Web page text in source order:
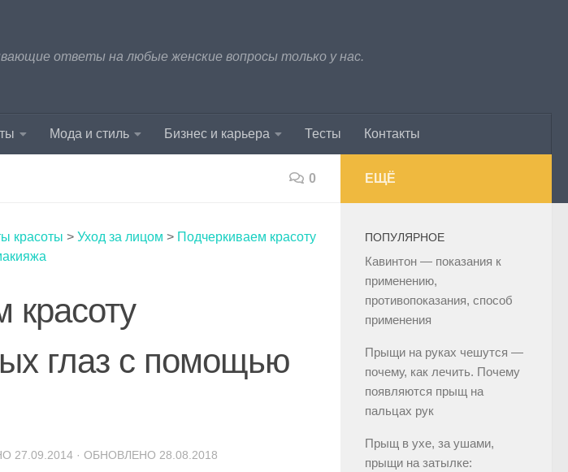
ответы на любые женские вопросы только у нас.
Мода и стиль Бизнес и карьера Тесты Контакты
0
красоты > Уход за лицом > Подчеркиваем красоту
красоту
глаз с помощью
27.09.2014 · ОБНОВЛЕНО 28.08.2018
ЕЩЁ
ПОПУЛЯРНОЕ
Кавинтон — показания к
применению,
противопоказания, способ
применения
Прыщи на руках чешутся —
почему, как лечить. Почему
появляются прыщ на
пальцах рук
Прыщ в ухе, за ушами,
прыщи на затылке: